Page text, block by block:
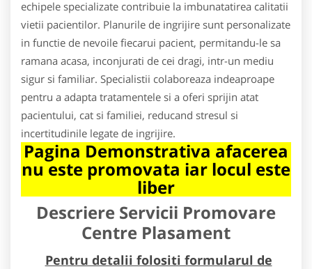
echipele specializate contribuie la imbunatatirea calitatii
vietii pacientilor. Planurile de ingrijire sunt personalizate
in functie de nevoile fiecarui pacient, permitandu-le sa
ramana acasa, inconjurati de cei dragi, intr-un mediu
sigur si familiar. Specialistii colaboreaza indeaproape
pentru a adapta tratamentele si a oferi sprijin atat
pacientului, cat si familiei, reducand stresul si
incertitudinile legate de ingrijire.
Pagina Demonstrativa afacerea
nu este promovata iar locul este
liber
Descriere Servicii Promovare
Centre Plasament
Pentru detalii folositi formularul de